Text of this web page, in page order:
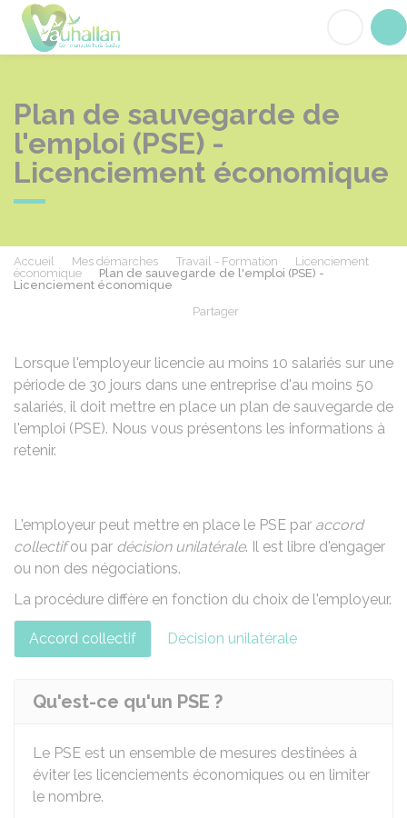
Plan de sauvegarde de
l'emploi (PSE) -
Licenciement économique
Accueil Mes démarches Travail - Formation
Licenciement
économique
Plan de sauvegarde de l'emploi (PSE) -
Licenciement économique
Partager
Lorsque l'employeur licencie au moins 10 salariés sur une
période de 30 jours dans une entreprise d'au moins 50
salariés, il doit mettre en place un plan de sauvegarde de
l'emploi (PSE). Nous vous présentons les informations à
retenir.
L'employeur peut mettre en place le PSE par accord
collectifou par décision unilatérale. Il est libre d'engager
ou non des négociations.
La procédure diffère en fonction du choix de l'employeur.
Accord collectif Décision unilatérale
Qu'est-ce qu'un PSE ?
Le PSE est un ensemble de mesures destinées à
éviter les licenciements économiques ou en limiter
le nombre.